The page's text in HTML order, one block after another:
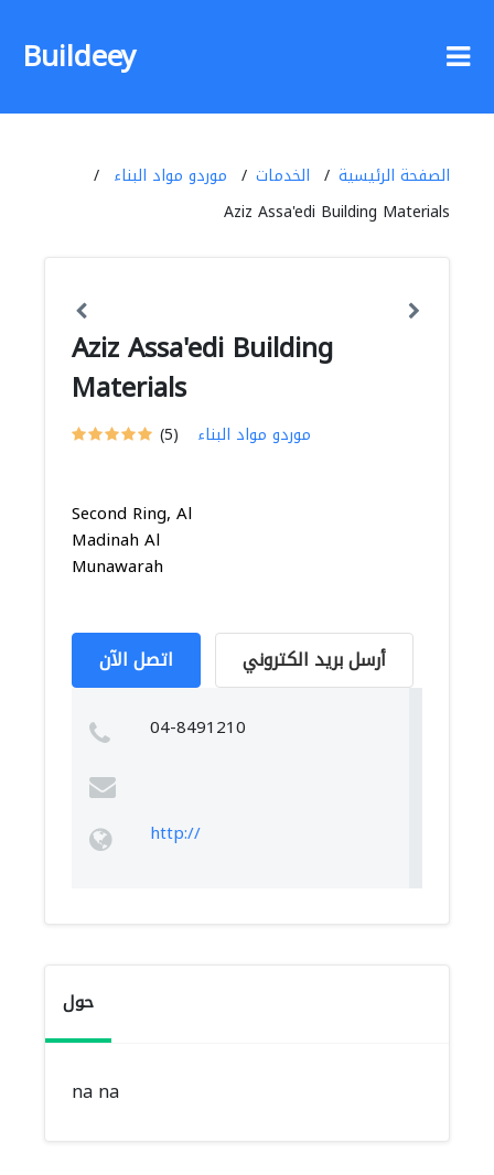
Buildeey
الصفحة الرئيسية الخدمات
موردو مواد البناء
Aziz Assa'edi Building Materials
Aziz Assa'edi Building
Materials
(5) موردو مواد البناء
Second Ring, Al
Madinah Al
Munawarah
اتصل الآن أرسل بريد الكتروني
04-8491210
http://
حول
na na